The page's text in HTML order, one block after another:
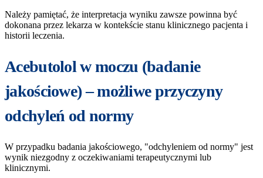
Należy pamiętać, że interpretacja wyniku zawsze powinna być
dokonana przez lekarza w kontekście stanu klinicznego pacjenta i
historii leczenia.
Acebutolol w moczu (badanie
jakościowe) – możliwe przyczyny
odchyleń od normy
W przypadku badania jakościowego, "odchyleniem od normy" jest
wynik niezgodny z oczekiwaniami terapeutycznymi lub
klinicznymi.